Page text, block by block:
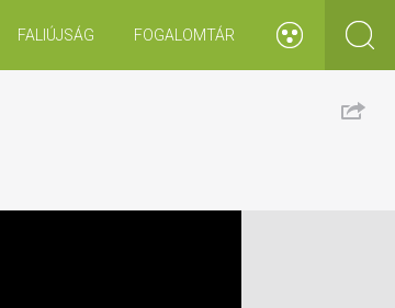
FALIÚJSÁG FOGALOMTÁR